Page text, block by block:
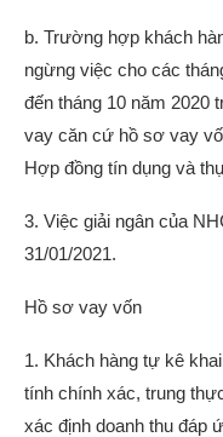
b. Trường hợp khách
ngừng việc cho các
đến tháng 10 năm 2020
vay căn cứ hồ sơ vay
Hợp đồng tín dụng và
3. Việc giải ngân của
31/01/2021.
Hồ sơ vay vốn
1. Khách hàng tự kê
tính chính xác, trung
xác định doanh thu đáp